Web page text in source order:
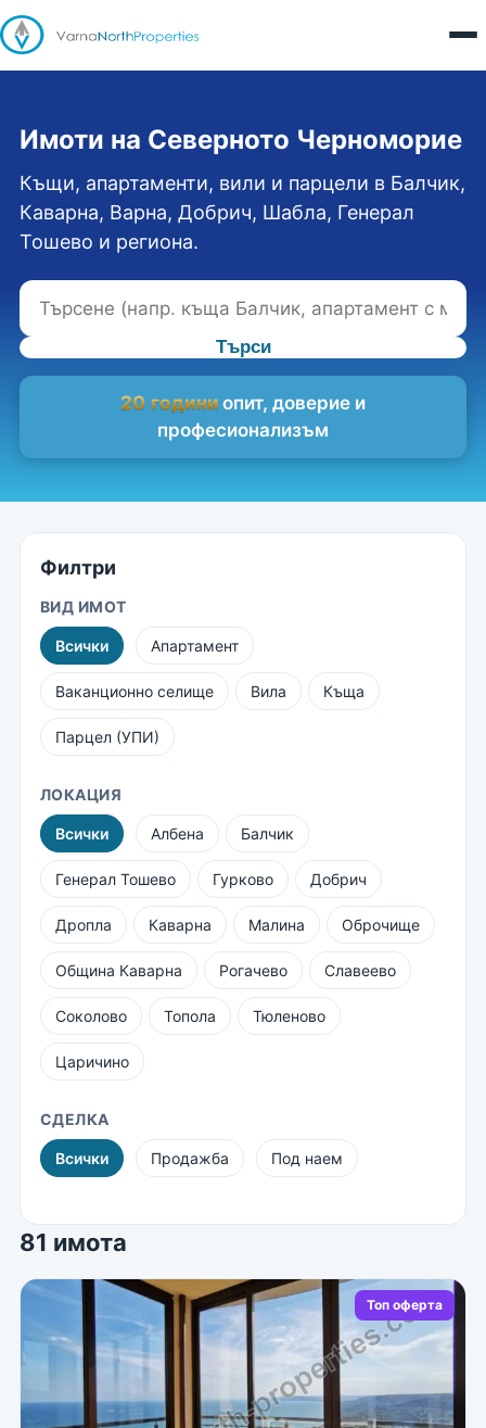
Имоти на Северното Черноморие
Къщи, апартаменти, вили и парцели в Балчик,
Каварна, Варна, Добрич, Шабла, Генерал
Тошево и региона.
Търси
20 години опит, доверие и
професионализъм
Филтри
ВИД ИМОТ
Всички Апартамент
Ваканционно селище Вила Къща
Парцел (УПИ)
ЛОКАЦИЯ
Всички Албена Балчик
Генерал Тошево Гурково Добрич
Дропла Каварна Малина Оброчище
Община Каварна Рогачево Славеево
Соколово Топола Тюленово
Царичино
СДЕЛКА
Всички Продажба Под наем
81 имота
Топ оферта